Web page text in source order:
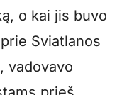
o kai jis buvo
Sviatlanos
vadovavo